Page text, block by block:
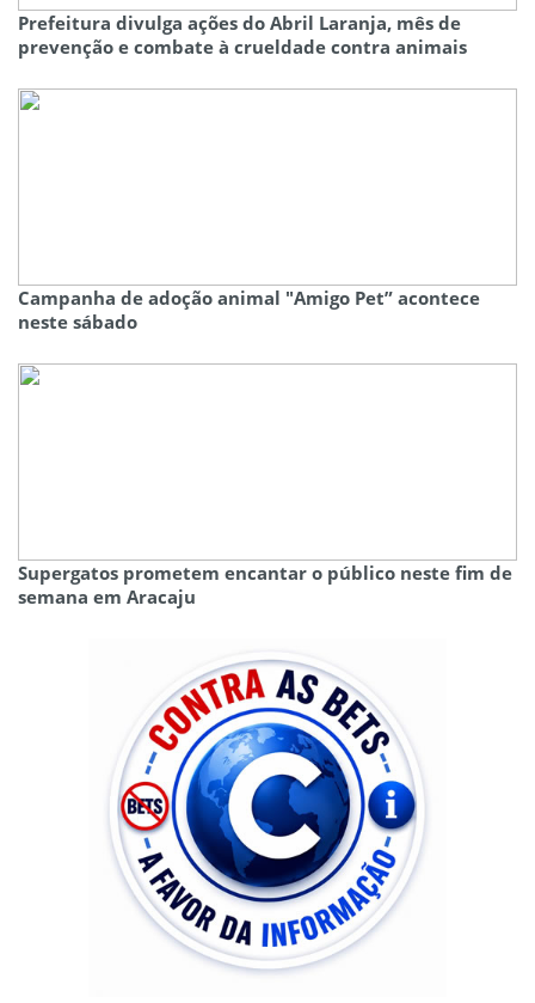
Prefeitura divulga ações do Abril Laranja, mês de
prevenção e combate à crueldade contra animais
Campanha de adoção animal "Amigo Pet” acontece
neste sábado
Supergatos prometem encantar o público neste fim de
semana em Aracaju